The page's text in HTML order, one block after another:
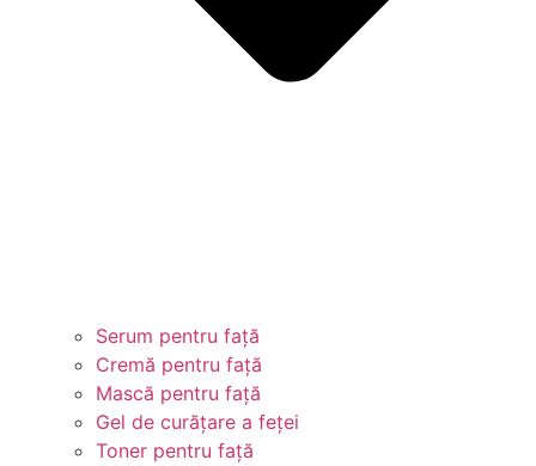
Serum pentru față
Cremă pentru față
Mască pentru față
Gel de curățare a feței
Toner pentru față